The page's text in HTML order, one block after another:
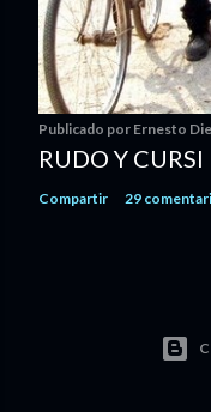
Publicado por Ernesto
RUDO Y CURSI
Compartir 29